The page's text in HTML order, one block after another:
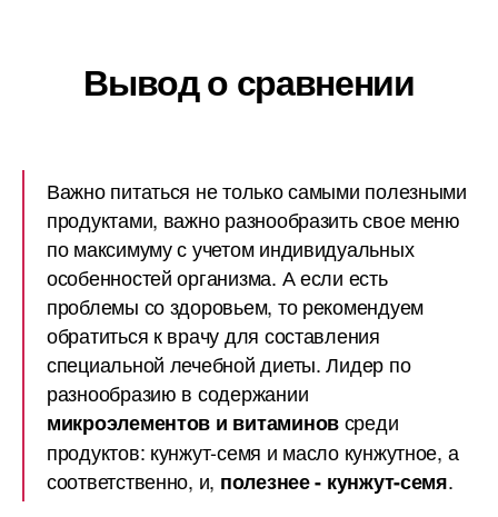
Вывод о сравнении
Важно питаться не только самыми полезными
продуктами, важно разнообразить свое меню
по максимуму с учетом индивидуальных
особенностей организма. А если есть
проблемы со здоровьем, то рекомендуем
обратиться к врачу для составления
специальной лечебной диеты. Лидер по
разнообразию в содержании
микроэлементов и витаминовсреди
продуктов: кунжут-семя и масло кунжутное, а
соответственно, и, полезнее - кунжут-семя.